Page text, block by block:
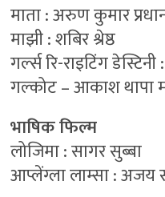
माता : अरुण कुमार
माझी : शबिर श्रेष्ठ
गर्ल्स रि-राइटिंग
गल्कोट – आकाश थापा
भाषिक फिल्म
लोजिमा : सागर सुब्बा
आप्लेंग्ला लाम्सा : अजय